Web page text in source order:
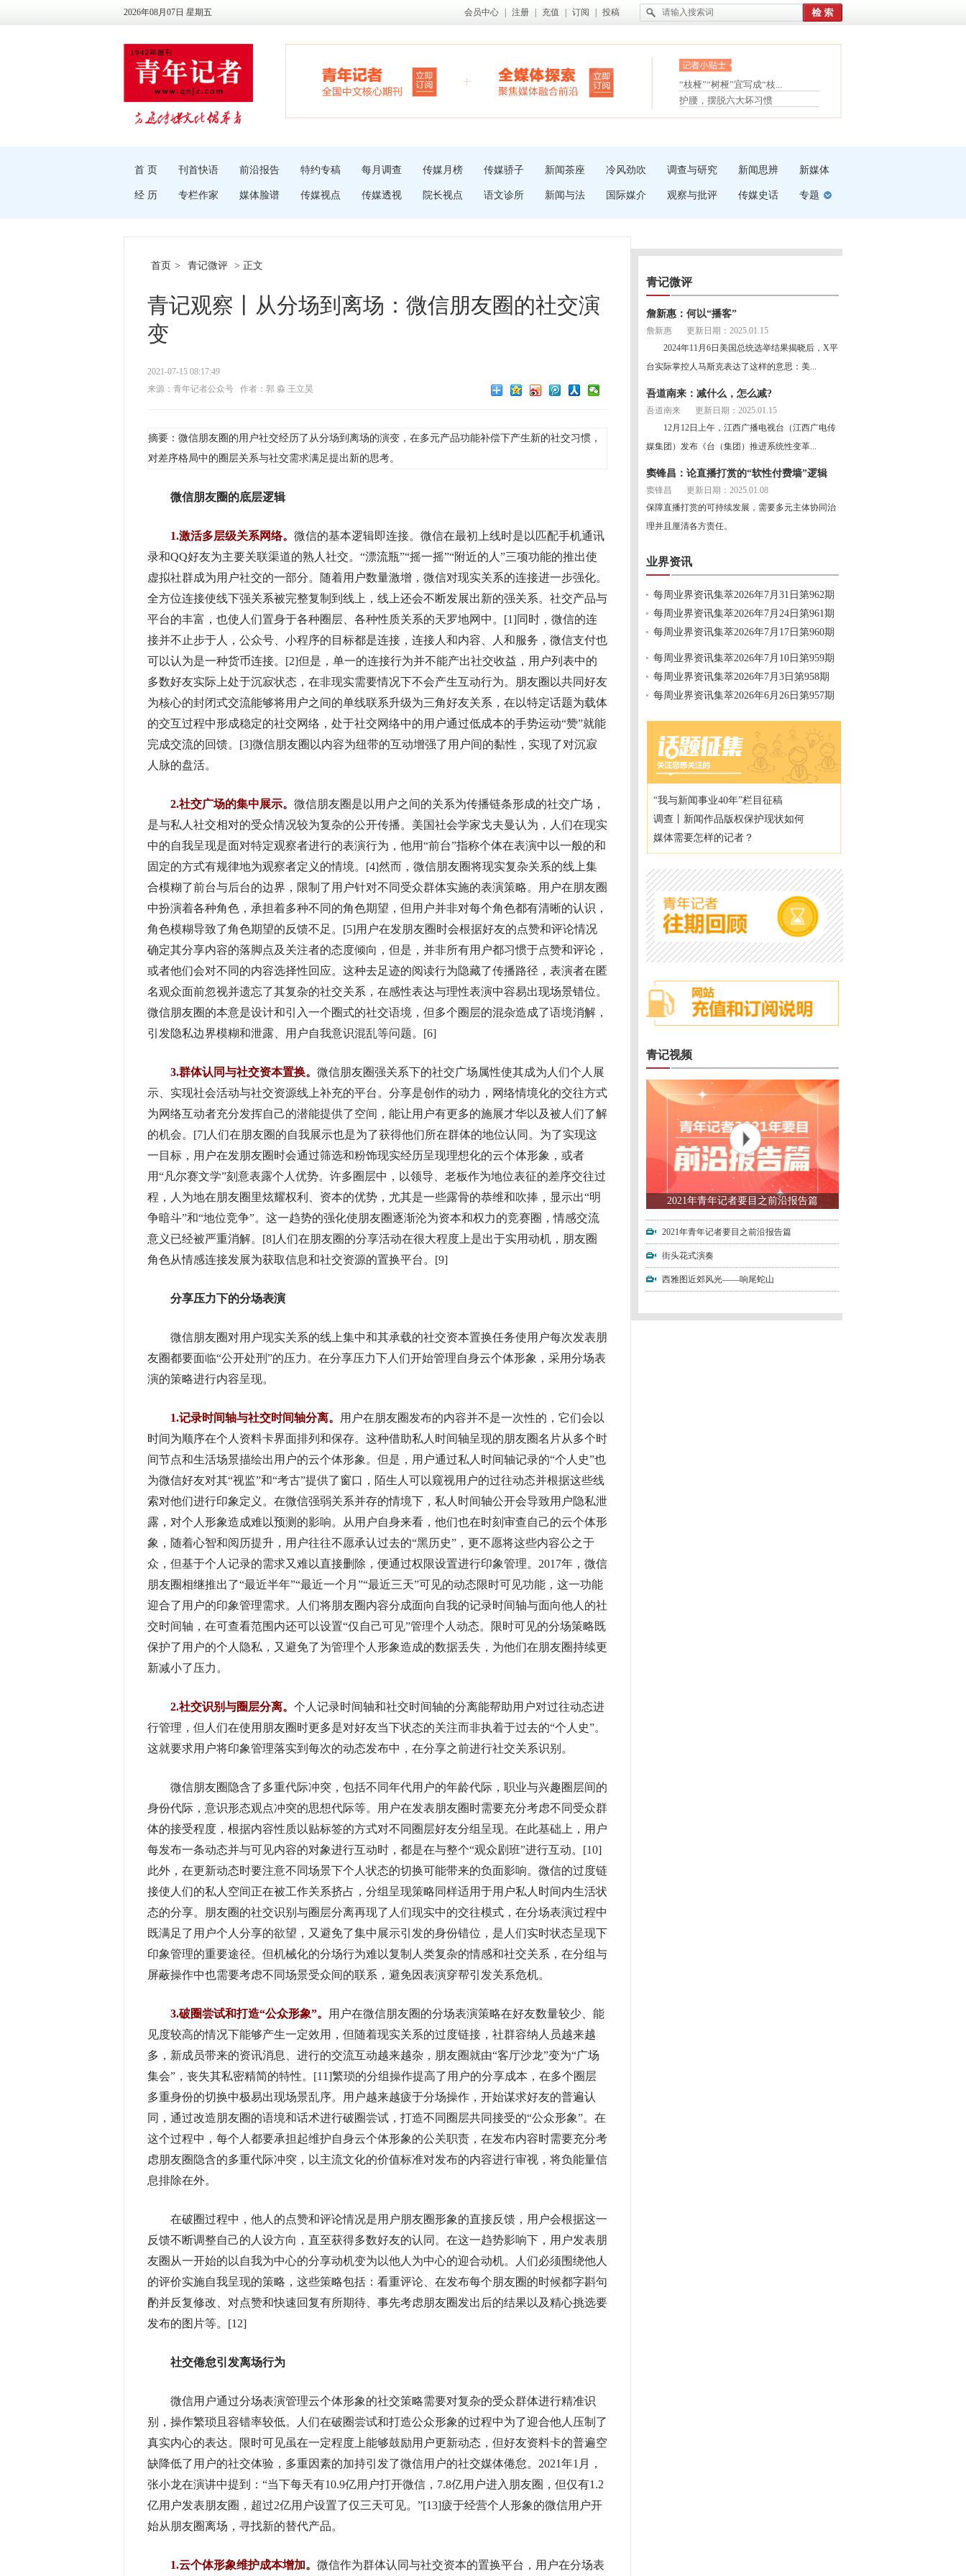
2026年08月07日 星期五 会员中心 注册 充值 订阅 投稿
眼白变红或是结膜下出血
“枝桠”“树桠”宜写成“枝...
夏天缓解疲劳有三招
护腰，摆脱六大坏习惯
受伤了冰敷还是热敷
首 页 刊首快语 前沿报告 特约专稿 每月调查 传媒月榜 传媒骄子 新闻茶座 冷风劲吹 调查与研究 新闻思辨 新媒体
经 历 专栏作家 媒体脸谱 传媒视点 传媒透视 院长视点 语文诊所 新闻与法 国际媒介 观察与批评 传媒史话 专题
首页 > 青记微评 > 正文
青记观察丨从分场到离场：微信朋友圈的社交演
变
2021-07-15 08:17:49
来源：青年记者公众号
作者：郭 淼 王立昊
摘要：微信朋友圈的用户社交经历了从分场到离场的演变，在多元产品功能补偿下产生新的社交习惯，
对差序格局中的圈层关系与社交需求满足提出新的思考。
微信朋友圈的底层逻辑
1.激活多层级关系网络。 微信的基本逻辑即连接。微信在最初上线时是以匹配手机通讯
录和QQ好友为主要关联渠道的熟人社交。“漂流瓶”“摇一摇”“附近的人”三项功能的推出使
虚拟社群成为用户社交的一部分。随着用户数量激增，微信对现实关系的连接进一步强化。
全方位连接使线下强关系被完整复制到线上，线上还会不断发展出新的强关系。社交产品与
平台的丰富，也使人们置身于各种圈层、各种性质关系的天罗地网中。[1]同时，微信的连
接并不止步于人，公众号、小程序的目标都是连接，连接人和内容、人和服务，微信支付也
可以认为是一种货币连接。[2]但是，单一的连接行为并不能产出社交收益，用户列表中的
多数好友实际上处于沉寂状态，在非现实需要情况下不会产生互动行为。朋友圈以共同好友
为核心的封闭式交流能够将用户之间的单线联系升级为三角好友关系，在以特定话题为载体
的交互过程中形成稳定的社交网络，处于社交网络中的用户通过低成本的手势运动“赞”就能
完成交流的回馈。[3]微信朋友圈以内容为纽带的互动增强了用户间的黏性，实现了对沉寂
人脉的盘活。
2.社交广场的集中展示。 微信朋友圈是以用户之间的关系为传播链条形成的社交广场，
是与私人社交相对的受众情况较为复杂的公开传播。美国社会学家戈夫曼认为，人们在现实
中的自我呈现是面对特定观察者进行的表演行为，他用“前台”指称个体在表演中以一般的和
固定的方式有规律地为观察者定义的情境。[4]然而，微信朋友圈将现实复杂关系的线上集
合模糊了前台与后台的边界，限制了用户针对不同受众群体实施的表演策略。用户在朋友圈
中扮演着各种角色，承担着多种不同的角色期望，但用户并非对每个角色都有清晰的认识，
角色模糊导致了角色期望的反馈不足。[5]用户在发朋友圈时会根据好友的点赞和评论情况
确定其分享内容的落脚点及关注者的态度倾向，但是，并非所有用户都习惯于点赞和评论，
或者他们会对不同的内容选择性回应。这种去足迹的阅读行为隐藏了传播路径，表演者在匿
名观众面前忽视并遗忘了其复杂的社交关系，在感性表达与理性表演中容易出现场景错位。
微信朋友圈的本意是设计和引入一个圈式的社交语境，但多个圈层的混杂造成了语境消解，
引发隐私边界模糊和泄露、用户自我意识混乱等问题。[6]
3.群体认同与社交资本置换。 微信朋友圈强关系下的社交广场属性使其成为人们个人展
示、实现社会活动与社交资源线上补充的平台。分享是创作的动力，网络情境化的交往方式
为网络互动者充分发挥自己的潜能提供了空间，能让用户有更多的施展才华以及被人们了解
的机会。[7]人们在朋友圈的自我展示也是为了获得他们所在群体的地位认同。为了实现这
一目标，用户在发朋友圈时会通过筛选和粉饰现实经历呈现理想化的云个体形象，或者
用“凡尔赛文学”刻意表露个人优势。许多圈层中，以领导、老板作为地位表征的差序交往过
程，人为地在朋友圈里炫耀权利、资本的优势，尤其是一些露骨的恭维和吹捧，显示出“明
争暗斗”和“地位竞争”。这一趋势的强化使朋友圈逐渐沦为资本和权力的竞赛圈，情感交流
意义已经被严重消解。[8]人们在朋友圈的分享活动在很大程度上是出于实用动机，朋友圈
角色从情感连接发展为获取信息和社交资源的置换平台。[9]
分享压力下的分场表演
微信朋友圈对用户现实关系的线上集中和其承载的社交资本置换任务使用户每次发表朋
友圈都要面临“公开处刑”的压力。在分享压力下人们开始管理自身云个体形象，采用分场表
演的策略进行内容呈现。
1.记录时间轴与社交时间轴分离。
用户在朋友圈发布的内容并不是一次性的，它们会以
时间为顺序在个人资料卡界面排列和保存。这种借助私人时间轴呈现的朋友圈名片从多个时
间节点和生活场景描绘出用户的云个体形象。但是，用户通过私人时间轴记录的“个人史”也
为微信好友对其“视监”和“考古”提供了窗口，陌生人可以窥视用户的过往动态并根据这些线
索对他们进行印象定义。在微信强弱关系并存的情境下，私人时间轴公开会导致用户隐私泄
露，对个人形象造成难以预测的影响。从用户自身来看，他们也在时刻审查自己的云个体形
象，随着心智和阅历提升，用户往往不愿承认过去的“黑历史”，更不愿将这些内容公之于
众，但基于个人记录的需求又难以直接删除，便通过权限设置进行印象管理。2017年，微信
朋友圈相继推出了“最近半年”“最近一个月”“最近三天”可见的动态限时可见功能，这一功能
迎合了用户的印象管理需求。人们将朋友圈内容分成面向自我的记录时间轴与面向他人的社
交时间轴，在可查看范围内还可以设置“仅自己可见”管理个人动态。限时可见的分场策略既
保护了用户的个人隐私，又避免了为管理个人形象造成的数据丢失，为他们在朋友圈持续更
新减小了压力。
2.社交识别与圈层分离。 个人记录时间轴和社交时间轴的分离能帮助用户对过往动态进
行管理，但人们在使用朋友圈时更多是对好友当下状态的关注而非执着于过去的“个人史”。
这就要求用户将印象管理落实到每次的动态发布中，在分享之前进行社交关系识别。
微信朋友圈隐含了多重代际冲突，包括不同年代用户的年龄代际，职业与兴趣圈层间的
身份代际，意识形态观点冲突的思想代际等。用户在发表朋友圈时需要充分考虑不同受众群
体的接受程度，根据内容性质以贴标签的方式对不同圈层好友分组呈现。在此基础上，用户
每发布一条动态并与可见内容的对象进行互动时，都是在与整个“观众剧班”进行互动。[10]
此外，在更新动态时要注意不同场景下个人状态的切换可能带来的负面影响。微信的过度链
接使人们的私人空间正在被工作关系挤占，分组呈现策略同样适用于用户私人时间内生活状
态的分享。朋友圈的社交识别与圈层分离再现了人们现实中的交往模式，在分场表演过程中
既满足了用户个人分享的欲望，又避免了集中展示引发的身份错位，是人们实时状态呈现下
印象管理的重要途径。但机械化的分场行为难以复制人类复杂的情感和社交关系，在分组与
屏蔽操作中也需要考虑不同场景受众间的联系，避免因表演穿帮引发关系危机。
3.破圈尝试和打造“公众形象”。
用户在微信朋友圈的分场表演策略在好友数量较少、能
见度较高的情况下能够产生一定效用，但随着现实关系的过度链接，社群容纳人员越来越
多，新成员带来的资讯消息、进行的交流互动越来越杂，朋友圈就由“客厅沙龙”变为“广场
集会”，丧失其私密精简的特性。[11]繁琐的分组操作提高了用户的分享成本，在多个圈层
多重身份的切换中极易出现场景乱序。用户越来越疲于分场操作，开始谋求好友的普遍认
同，通过改造朋友圈的语境和话术进行破圈尝试，打造不同圈层共同接受的“公众形象”。在
这个过程中，每个人都要承担起维护自身云个体形象的公关职责，在发布内容时需要充分考
虑朋友圈隐含的多重代际冲突，以主流文化的价值标准对发布的内容进行审视，将负能量信
息排除在外。
在破圈过程中，他人的点赞和评论情况是用户朋友圈形象的直接反馈，用户会根据这一
反馈不断调整自己的人设方向，直至获得多数好友的认同。在这一趋势影响下，用户发表朋
友圈从一开始的以自我为中心的分享动机变为以他人为中心的迎合动机。人们必须围绕他人
的评价实施自我呈现的策略，这些策略包括：看重评论、在发布每个朋友圈的时候都字斟句
酌并反复修改、对点赞和快速回复有所期待、事先考虑朋友圈发出后的结果以及精心挑选要
发布的图片等。[12]
社交倦怠引发离场行为
微信用户通过分场表演管理云个体形象的社交策略需要对复杂的受众群体进行精准识
别，操作繁琐且容错率较低。人们在破圈尝试和打造公众形象的过程中为了迎合他人压制了
真实内心的表达。限时可见虽在一定程度上能够鼓励用户更新动态，但好友资料卡的普遍空
缺降低了用户的社交体验，多重因素的加持引发了微信用户的社交媒体倦怠。2021年1月，
张小龙在演讲中提到：“当下每天有10.9亿用户打开微信，7.8亿用户进入朋友圈，但仅有1.2
亿用户发表朋友圈，超过2亿用户设置了仅三天可见。”[13]疲于经营个人形象的微信用户开
始从朋友圈离场，寻找新的替代产品。
1.云个体形象维护成本增加。 微信作为群体认同与社交资本的置换平台，用户在分场表
青记微评
詹新惠：何以“播客”
詹新惠
更新日期：2025.01.15
2024年11月6日美国总统选举结果揭晓后，X平
台实际掌控人马斯克表达了这样的意思：美...
吾道南来：减什么，怎么减?
吾道南来
更新日期：2025.01.15
12月12日上午，江西广播电视台（江西广电传
媒集团）发布《台（集团）推进系统性变革...
窦锋昌：论直播打赏的“软性付费墙”逻辑
窦锋昌
更新日期：2025.01.08
保障直播打赏的可持续发展，需要多元主体协同治
理并且厘清各方责任。
业界资讯
每周业界资讯集萃2026年7月31日第962期
每周业界资讯集萃2026年7月24日第961期
每周业界资讯集萃2026年7月17日第960期
每周业界资讯集萃2026年7月10日第959期
每周业界资讯集萃2026年7月3日第958期
每周业界资讯集萃2026年6月26日第957期
“我与新闻事业40年”栏目征稿
调查丨新闻作品版权保护现状如何
媒体需要怎样的记者？
青记视频
2021年青年记者要目之前沿报告篇
2021年青年记者要目之前沿报告篇
街头花式演奏
西雅图近郊风光——响尾蛇山